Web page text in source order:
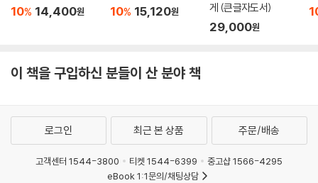
10% 14,400원 10% 15,120원
게 (큰글자도서)
29,000원
이 책을 구입하신 분들이 산 분야 책
로그인 최근 본 상품 주문/배송
고객센터 1544-3800 티켓 1544-6399
중고샵 1566-4295
eBook 1:1문의/채팅상담